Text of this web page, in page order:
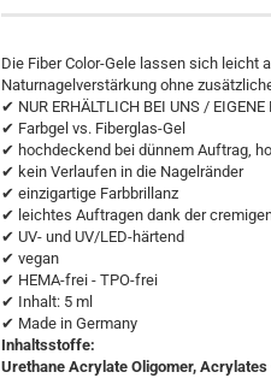
Die Fiber Color-Gele lassen sich leicht
Naturnagelverstärkung ohne
✔ NUR ERHÄLTLICH BEI UNS / EIGENE
✔ Farbgel vs. Fiberglas-Gel
✔ hochdeckend bei dünnem Auftrag,
✔ kein Verlaufen in die Nagelränder
✔ einzigartige Farbbrillanz
✔ leichtes Auftragen dank der
✔ UV- und UV/LED-härtend
✔ vegan
✔ HEMA-frei - TPO-frei
✔ Inhalt: 5 ml
✔ Made in Germany
Inhaltsstoffe:
Urethane Acrylate Oligomer,